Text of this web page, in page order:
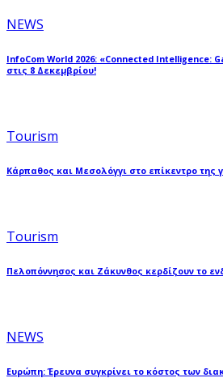
NEWS
InfoCom World 2026: «Connected Intelligence:
στις 8 Δεκεμβρίου!
Tourism
Κάρπαθος και Μεσολόγγι στο επίκεντρο της
Tourism
Πελοπόννησος και Ζάκυνθος κερδίζουν το
NEWS
Ευρώπη: Έρευνα συγκρίνει το κόστος των